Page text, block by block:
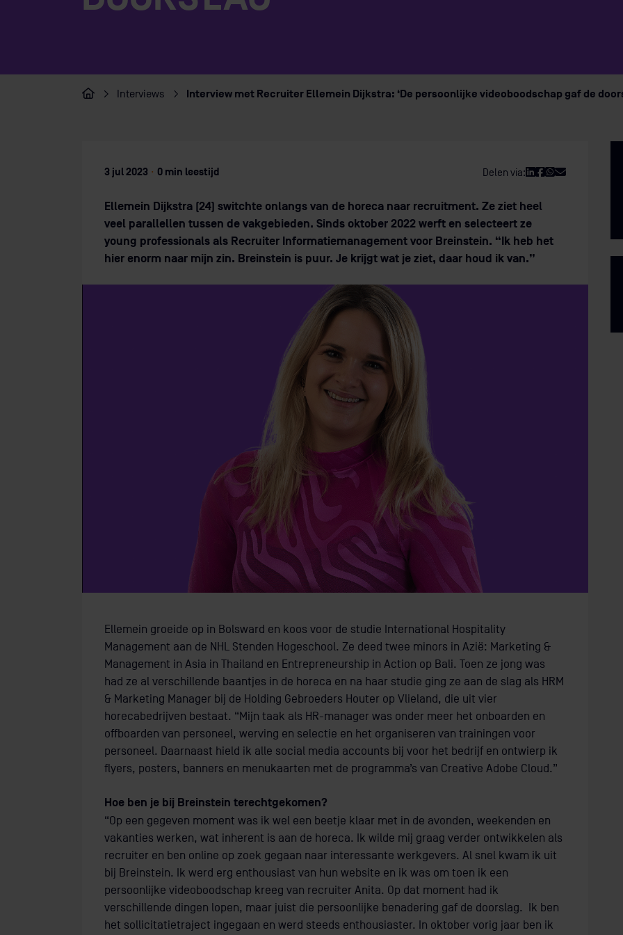
Home
Interviews Interview met Recruiter Ellemein Dijkstra: ‘De persoonlijke videoboodschap gaf de
3 jul 2023 · 0 min leestijd Delen via:
Ellemein Dijkstra (24) switchte onlangs van de horeca naar recruitment. Ze ziet heel
veel parallellen tussen de vakgebieden. Sinds oktober 2022 werft en selecteert ze
young professionals als Recruiter Informatiemanagement voor Breinstein. “Ik heb het
hier enorm naar mijn zin. Breinstein is puur. Je krijgt wat je ziet, daar houd ik van.”
Ellemein groeide op in Bolsward en koos voor de studie International Hospitality
Management aan de NHL Stenden Hogeschool. Ze deed twee minors in Azië: Marketing &
Management in Asia in Thailand en Entrepreneurship in Action op Bali. Toen ze jong was
had ze al verschillende baantjes in de horeca en na haar studie ging ze aan de slag als HRM
& Marketing Manager bij de Holding Gebroeders Houter op Vlieland, die uit vier
horecabedrijven bestaat. “Mijn taak als HR-manager was onder meer het onboarden en
offboarden van personeel, werving en selectie en het organiseren van trainingen voor
personeel. Daarnaast hield ik alle social media accounts bij voor het bedrijf en ontwierp ik
flyers, posters, banners en menukaarten met de programma’s van Creative Adobe Cloud.”
Hoe ben je bij Breinstein terechtgekomen?
“Op een gegeven moment was ik wel een beetje klaar met in de avonden, weekenden en
vakanties werken, wat inherent is aan de horeca. Ik wilde mij graag verder ontwikkelen als
recruiter en ben online op zoek gegaan naar interessante werkgevers. Al snel kwam ik uit
bij Breinstein. Ik werd erg enthousiast van hun website en ik was om toen ik een
persoonlijke videoboodschap kreeg van recruiter Anita. Op dat moment had ik
verschillende dingen lopen, maar juist die persoonlijke benadering gaf de doorslag. Ik ben
het sollicitatietraject ingegaan en werd steeds enthousiaster. In oktober vorig jaar ben ik